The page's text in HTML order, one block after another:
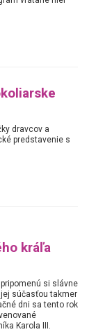
dravcov a
predstavenie s
kráľa
si slávne
jej súčasťou takmer
dni sa tento rok
Karola III.